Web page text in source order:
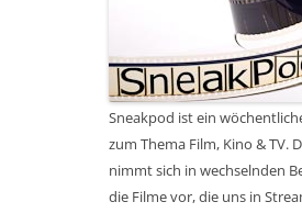
Sneakpod ist ein
zum Thema Film, Kino & TV.
nimmt sich in wechselnden
die Filme vor, die uns in